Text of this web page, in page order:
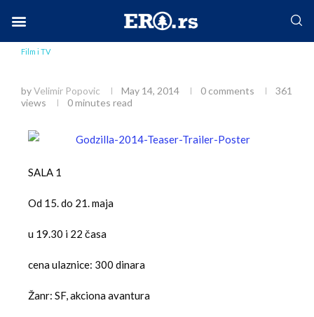
Home Film i TV
Film i TV
byVelimir Popovic May 14, 2014 0 comments
361
views
0 minutes read
SALA 1
Od 15. do 21. maja
u 19.30 i 22 časa
cena ulaznice: 300 dinara
Žanr: SF, akciona avantura